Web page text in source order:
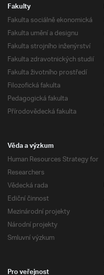
Fakulty
Fakulta sociálně ekonomická
Fakulta umění a designu
Fakulta strojního inženýrství
Fakulta zdravotnických studií
Fakulta životního prostředí
Filozofická fakulta
Pedagogická fakulta
Přírodovědecká fakulta
Věda a výzkum
Human Resources Strategy for
Researchers
Vědecká rada
Ediční činnost
Mezinárodní projekty
Národní projekty
Smluvní výzkum